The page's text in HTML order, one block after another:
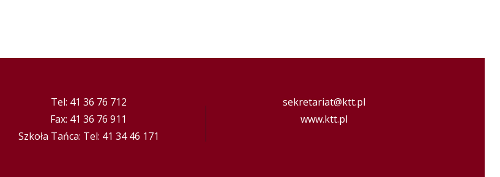
Tel: 41 36 76 712
Fax: 41 36 76 911
Szkoła Tańca: Tel: 41 34 46 171
sekretariat@ktt.pl
www.ktt.pl